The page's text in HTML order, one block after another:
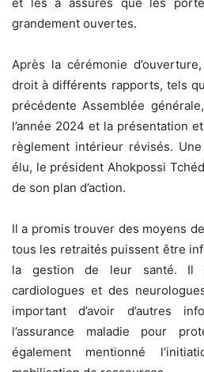
grandement ouvertes.
Après la cérémonie
droit à différents rapports, tels
précédente Assemblée
l’année 2024 et la présentation
règlement intérieur révisés.
élu, le président Ahokpossi
de son plan d’action.
Il a promis trouver des moyens
tous les retraités puissent être
la gestion de leur santé. Il
cardiologues et des
important d’avoir d’autres
l’assurance maladie pour
également mentionné